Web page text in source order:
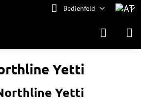
Bedienfeld
Yetti
Yetti